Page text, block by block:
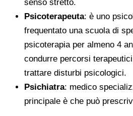
senso stretto.
Psicoterapeuta: è uno
frequentato una scuola di
psicoterapia per almeno 4
condurre percorsi
trattare disturbi psicologici.
Psichiatra: medico
principale è che può